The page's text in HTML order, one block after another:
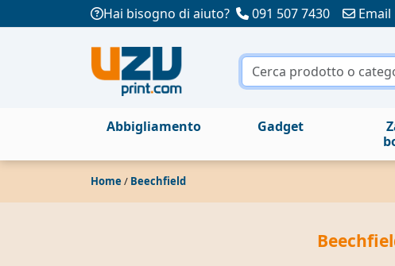
Hai bisogno di aiuto? 091 507 7430 Email
Abbigliamento Gadget
Home / Beechfield